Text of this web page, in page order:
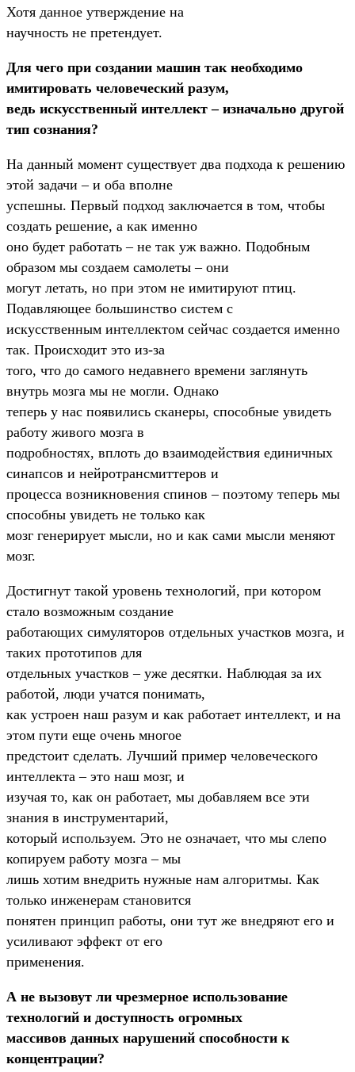
Хотя данное утверждение на
научность не претендует.
Для чего при создании машин так необходимо
имитировать человеческий разум,
ведь искусственный интеллект – изначально другой
тип сознания?
На данный момент существует два подхода к решению
этой задачи – и оба вполне
успешны. Первый подход заключается в том, чтобы
создать решение, а как именно
оно будет работать – не так уж важно. Подобным
образом мы создаем самолеты – они
могут летать, но при этом не имитируют птиц.
Подавляющее большинство систем с
искусственным интеллектом сейчас создается именно
так. Происходит это из-за
того, что до самого недавнего времени заглянуть
внутрь мозга мы не могли. Однако
теперь у нас появились сканеры, способные увидеть
работу живого мозга в
подробностях, вплоть до взаимодействия единичных
синапсов и нейротрансмиттеров и
процесса возникновения спинов – поэтому теперь мы
способны увидеть не только как
мозг генерирует мысли, но и как сами мысли меняют
мозг.
Достигнут такой уровень технологий, при котором
стало возможным создание
работающих симуляторов отдельных участков мозга, и
таких прототипов для
отдельных участков – уже десятки. Наблюдая за их
работой, люди учатся понимать,
как устроен наш разум и как работает интеллект, и на
этом пути еще очень многое
предстоит сделать. Лучший пример человеческого
интеллекта – это наш мозг, и
изучая то, как он работает, мы добавляем все эти
знания в инструментарий,
который используем. Это не означает, что мы слепо
копируем работу мозга – мы
лишь хотим внедрить нужные нам алгоритмы. Как
только инженерам становится
понятен принцип работы, они тут же внедряют его и
усиливают эффект от его
применения.
А не вызовут ли чрезмерное использование
технологий и доступность огромных
массивов данных нарушений способности к
концентрации?